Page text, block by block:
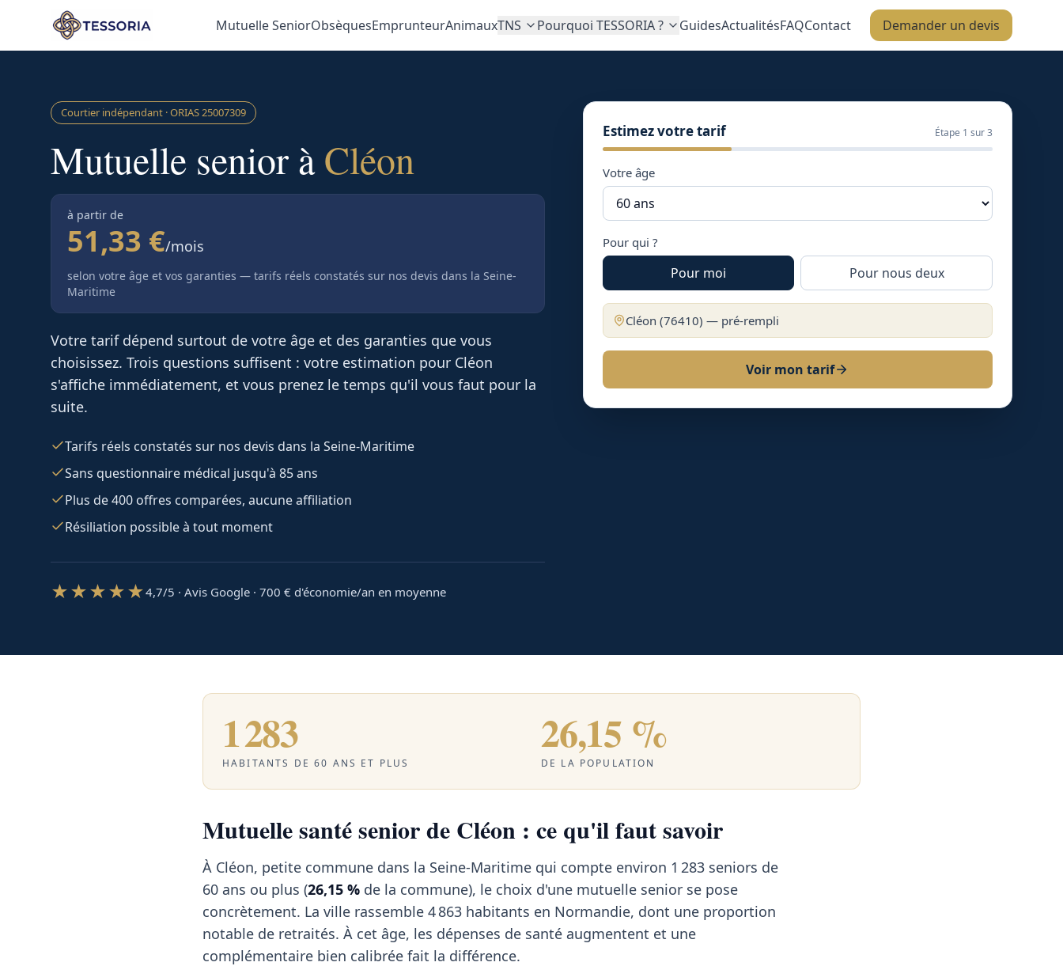
Aller au contenu principal
Mutuelle SeniorObsèquesEmprunteurAnimauxTNS Pourquoi TESSORIA ? GuidesActualitésFAQContact Demander un devis
Courtier indépendant · ORIAS25007309
Mutuelle senior àCléon
à partir de
51,33 €/mois
selon votre âge et vos garanties — tarifs réels constatés sur nos devis dans la Seine-
Maritime
Votre tarif dépend surtout de votre âge et des garanties que vous
choisissez. Trois questions suffisent : votre estimation pour Cléon
s'affiche immédiatement, et vous prenez le temps qu'il vous faut pour la
suite.
Tarifs réels constatés sur nos devis dans la Seine-Maritime
Sans questionnaire médical jusqu'à 85 ans
Plus de 400 offres comparées, aucune affiliation
Résiliation possible à tout moment
★★★★★4,7/5 · Avis Google · 700 € d'économie/an en moyenne
Estimez votre tarif Étape 1 sur 3
Votre âge
Pour qui ?
Pour moi Pour nous deux
Cléon (76410) — pré-rempli
Voir mon tarif
1 283
HABITANTS DE 60 ANS ET PLUS
26,15 %
DE LA POPULATION
Mutuelle santé senior de Cléon : ce qu'il faut savoir
À Cléon, petite commune dans la Seine-Maritime qui compte environ 1 283 seniors de
60 ans ou plus (26,15 % de la commune), le choix d'une mutuelle senior se pose
concrètement. La ville rassemble 4 863 habitants en Normandie, dont une proportion
notable de retraités. À cet âge, les dépenses de santé augmentent et une
complémentaire bien calibrée fait la différence.